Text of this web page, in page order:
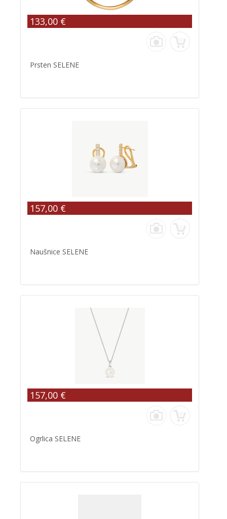
133,00 €
Prsten SELENE
157,00 €
Naušnice SELENE
157,00 €
Ogrlica SELENE